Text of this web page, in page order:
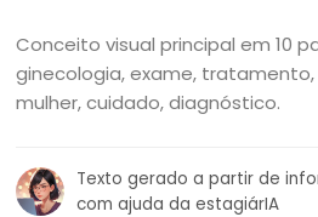
Conceito visual principal em 10
ginecologia, exame,
mulher, cuidado, diagnóstico.
Texto gerado a partir de
com ajuda da estagiárIA